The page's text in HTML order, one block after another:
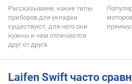
Рассказываем, какие типы
приборов для укладки
существуют, для чего они
нужны и чем отличаются
друг от друга
Laifen Swift часто